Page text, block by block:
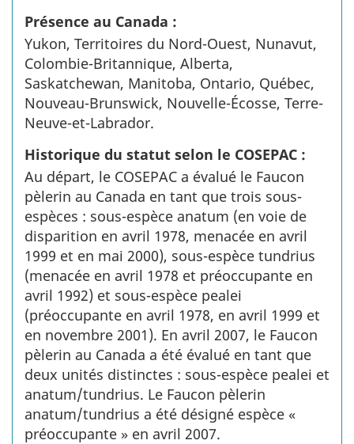
Présence au Canada :
Yukon, Territoires du Nord-Ouest, Nunavut,
Colombie-Britannique, Alberta,
Saskatchewan, Manitoba, Ontario, Québec,
Nouveau-Brunswick, Nouvelle-Écosse, Terre-
Neuve-et-Labrador.
Historique du statut selon le COSEPAC :
Au départ, le COSEPAC a évalué le Faucon
pèlerin au Canada en tant que trois sous-
espèces : sous-espèce anatum (en voie de
disparition en avril 1978, menacée en avril
1999 et en mai 2000), sous-espèce tundrius
(menacée en avril 1978 et préoccupante en
avril 1992) et sous-espèce pealei
(préoccupante en avril 1978, en avril 1999 et
en novembre 2001). En avril 2007, le Faucon
pèlerin au Canada a été évalué en tant que
deux unités distinctes : sous-espèce pealei et
anatum/tundrius. Le Faucon pèlerin
anatum/tundrius a été désigné espèce «
préoccupante » en avril 2007.